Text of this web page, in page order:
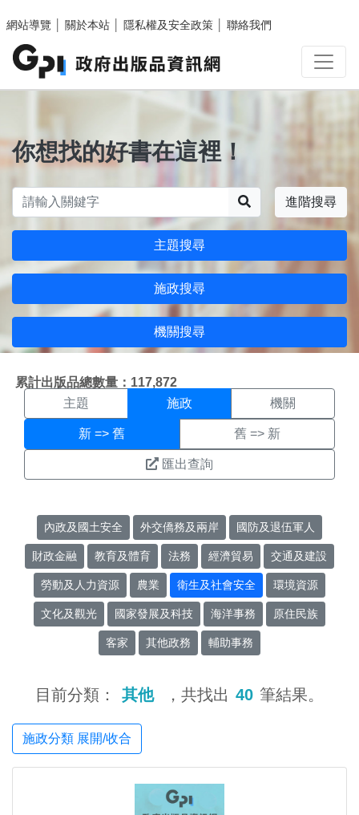
網站導覽
關於本站 隱私權及安全政策 聯絡我們
你想找的好書在這裡！
進階搜尋
主題搜尋
施政搜尋
機關搜尋
累計出版品總數量：117,872
施政搜尋結果頁面
主題 施政 機關
新 => 舊 舊 => 新
匯出查詢
內政及國土安全 外交僑務及兩岸 國防及退伍軍人
財政金融 教育及體育 法務 經濟貿易 交通及建設
勞動及人力資源 農業 衛生及社會安全 環境資源
文化及觀光 國家發展及科技 海洋事務 原住民族
客家 其他政務 輔助事務
目前分類： 其他 ，共找出 40 筆結果。
施政分類 展開/收合